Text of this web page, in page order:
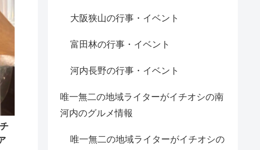
大阪狭山の行事・イベント
富田林の行事・イベント
河内長野の行事・イベント
唯一無二の地域ライターがイチオシの南
河内のグルメ情報
唯一無二の地域ライターがイチオシの